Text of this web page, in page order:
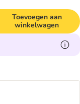
Toevoegen aan
winkelwagen